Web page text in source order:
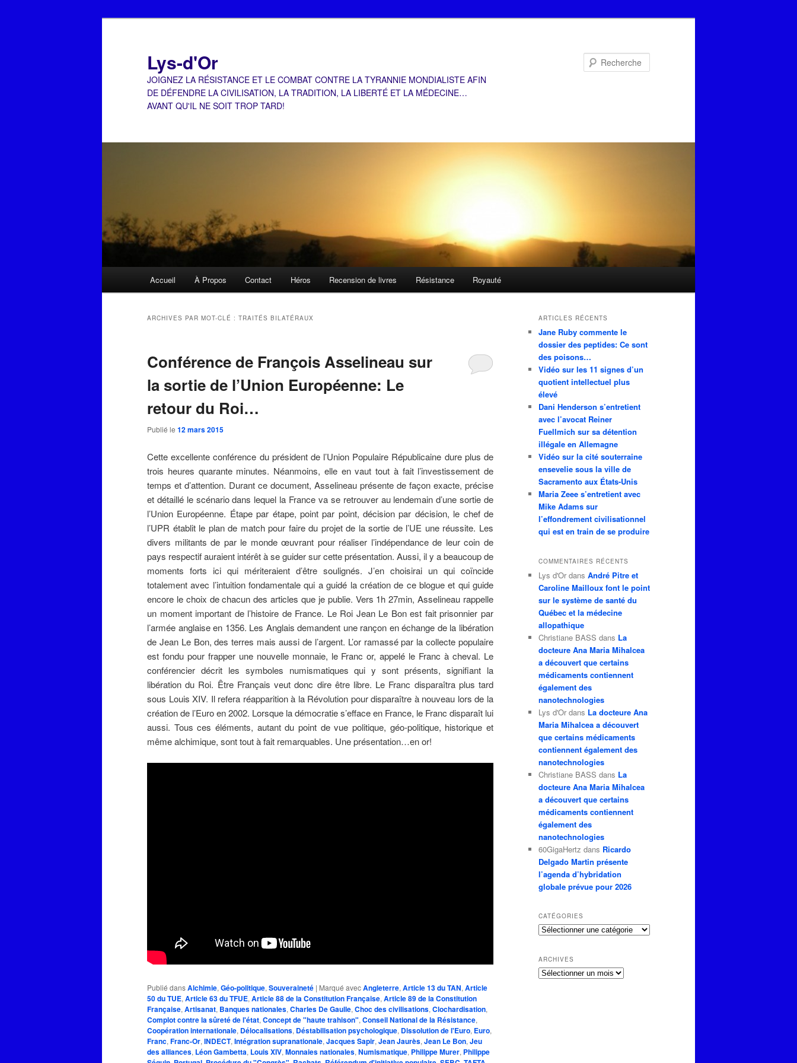
Lys-d'Or
JOIGNEZ LA RÉSISTANCE ET LE COMBAT CONTRE LA TYRANNIE MONDIALISTE AFIN
DE DÉFENDRE LA CIVILISATION, LA TRADITION, LA LIBERTÉ ET LA MÉDECINE…
AVANT QU'IL NE SOIT TROP TARD!
Accueil À Propos Contact Héros Recension de livres Résistance Royauté
ARCHIVES PAR MOT-CLÉ : TRAITÉS BILATÉRAUX
Conférence de François Asselineau sur
la sortie de l’Union Européenne: Le
retour du Roi…
Publié le 12 mars 2015
Cette excellente conférence du président de l’Union Populaire Républicaine dure plus de
trois heures quarante minutes. Néanmoins, elle en vaut tout à fait l’investissement de
temps et d’attention. Durant ce document, Asselineau présente de façon exacte, précise
et détaillé le scénario dans lequel la France va se retrouver au lendemain d’une sortie de
l’Union Européenne. Étape par étape, point par point, décision par décision, le chef de
l’UPR établit le plan de match pour faire du projet de la sortie de l’UE une réussite. Les
divers militants de par le monde œuvrant pour réaliser l’indépendance de leur coin de
pays respectif auraient intérêt à se guider sur cette présentation. Aussi, il y a beaucoup de
moments forts ici qui mériteraient d’être soulignés. J’en choisirai un qui coïncide
totalement avec l’intuition fondamentale qui a guidé la création de ce blogue et qui guide
encore le choix de chacun des articles que je publie. Vers 1h 27min, Asselineau rappelle
un moment important de l’histoire de France. Le Roi Jean Le Bon est fait prisonnier par
l’armée anglaise en 1356. Les Anglais demandent une rançon en échange de la libération
de Jean Le Bon, des terres mais aussi de l’argent. L’or ramassé par la collecte populaire
est fondu pour frapper une nouvelle monnaie, le Franc or, appelé le Franc à cheval. Le
conférencier décrit les symboles numismatiques qui y sont présents, signifiant la
libération du Roi. Être Français veut donc dire être libre. Le Franc disparaîtra plus tard
sous Louis XIV. Il refera réapparition à la Révolution pour disparaître à nouveau lors de la
création de l’Euro en 2002. Lorsque la démocratie s’efface en France, le Franc disparaît lui
aussi. Tous ces éléments, autant du point de vue politique, géo-politique, historique et
même alchimique, sont tout à fait remarquables. Une présentation…en or!
Publié dansAlchimie, Géo-politique, Souveraineté | Marqué avecAngleterre, Article 13 du TAN, Article
50 du TUE, Article 63 du TFUE, Article 88 de la Constitution Française, Article 89 de la Constitution
Française, Artisanat, Banques nationales, Charles De Gaulle, Choc des civilisations, Clochardisation,
Complot contre la sûreté de l'état, Concept de "haute trahison", Conseil National de la Résistance,
Coopération internationale, Délocalisations, Déstabilisation psychologique, Dissolution de l'Euro, Euro,
Franc, Franc-Or, INDECT, Intégration supranationale, Jacques Sapir, Jean Jaurès, Jean Le Bon, Jeu
des alliances, Léon Gambetta, Louis XIV, Monnaies nationales, Numismatique, Philippe Murer, Philippe
ARTICLES RÉCENTS
Jane Ruby commente le
dossier des peptides: Ce sont
des poisons…
Vidéo sur les 11 signes d’un
quotient intellectuel plus
élevé
Dani Henderson s’entretient
avec l’avocat Reiner
Fuellmich sur sa détention
illégale en Allemagne
Vidéo sur la cité souterraine
ensevelie sous la ville de
Sacramento aux États-Unis
Maria Zeee s’entretient avec
Mike Adams sur
l’effondrement civilisationnel
qui est en train de se produire
COMMENTAIRES RÉCENTS
Lys d'Or dans André Pitre et
Caroline Mailloux font le point
sur le système de santé du
Québec et la médecine
allopathique
Christiane BASS dans La
docteure Ana Maria Mihalcea
a découvert que certains
médicaments contiennent
également des
nanotechnologies
Lys d'Or dans La docteure Ana
Maria Mihalcea a découvert
que certains médicaments
contiennent également des
nanotechnologies
Christiane BASS dans La
docteure Ana Maria Mihalcea
a découvert que certains
médicaments contiennent
également des
nanotechnologies
60GigaHertz dans Ricardo
Delgado Martin présente
l’agenda d’hybridation
globale prévue pour 2026
CATÉGORIES
Catégories
ARCHIVES
Archives